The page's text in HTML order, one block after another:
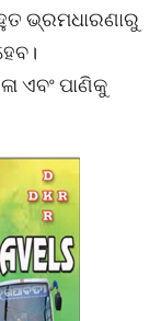
ଭ୍ରମଧାରଣାରୁ
ଏବଂ ପାଣିକୁ